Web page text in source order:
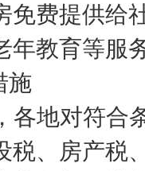
免费提供给
年教育等服
施
各地对符
税、房产税